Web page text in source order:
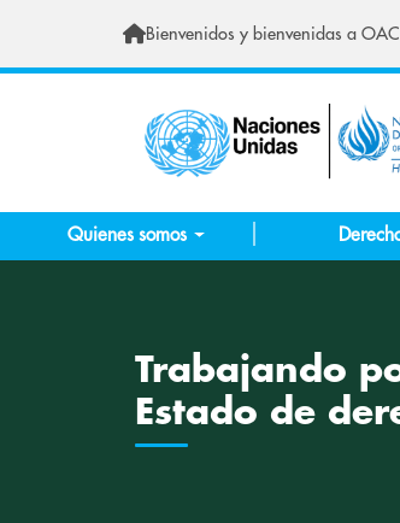
Bienvenidos y bienvenidas a
Quienes somos
Trabajando
Estado de